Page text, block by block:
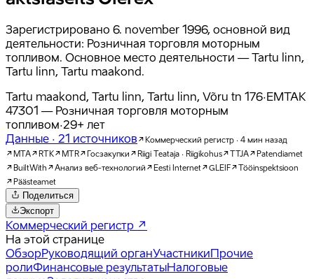
Зарегистрировано 6. november 1996, основной вид
деятельности: Розничная торговля моторным
топливом. Основное место деятельности — Tartu linn,
Tartu linn, Tartu maakond.
Tartu maakond, Tartu linn, Tartu linn, Võru tn 176·EMTAK
47301 — Розничная торговля моторным
топливом·29+ лет
Данные · 21 источников
Коммерческий регистр · 4 мин назад
MTA
RTK MTR Госзакупки Riigi Teataja · Riigikohus TTJA
Patendiamet
BuiltWith
Анализ веб-технологий Eesti Internet GLEIF
Tööinspektsioon
Päästeamet
Поделиться
Экспорт
Коммерческий регистр ↗
На этой странице
ОбзорРуководящий органУчастникиПрочие
ролиФинансовые результатыНалоговые